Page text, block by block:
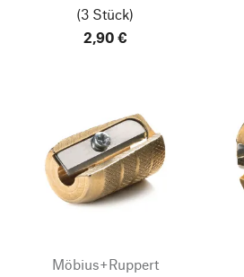
(3 Stück)
2,90 €
Möbius+Ruppert